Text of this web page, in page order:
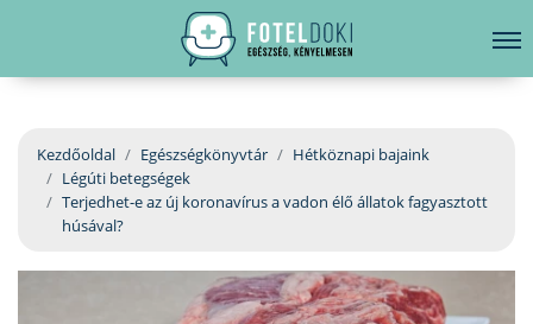
EGÉSZSÉGKÖNYVTÁR
BETEGSÉGKALAUZ
ORVOS VÁLASZOL
hirdetés
Kezdőoldal Egészségkönyvtár
Hétköznapi bajaink
Légúti betegségek
Terjedhet-e az új koronavírus a vadon élő állatok fagyasztott
húsával?